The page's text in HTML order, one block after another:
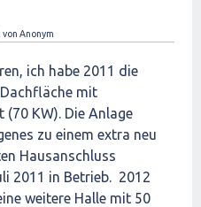
von Anonym
ich habe 2011 die
mit
KW). Die Anlage
zu einem extra neu
Hausanschluss
2011 in Betrieb. 2012
weitere Halle mit 50